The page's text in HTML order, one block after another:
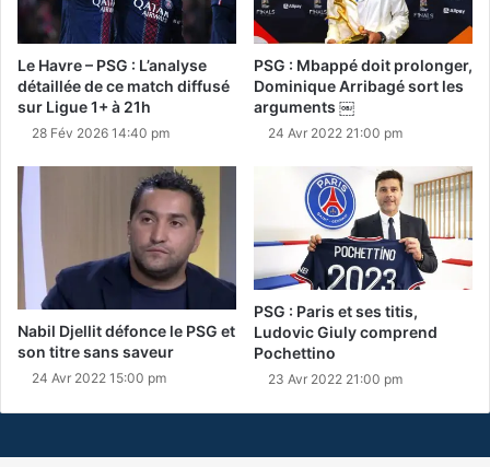
Le Havre – PSG : L’analyse
détaillée de ce match diffusé
sur Ligue 1+ à 21h
28 Fév 2026 14:40 pm
PSG : Mbappé doit prolonger,
Dominique Arribagé sort les
arguments ￼
24 Avr 2022 21:00 pm
Nabil Djellit défonce le PSG et
son titre sans saveur
24 Avr 2022 15:00 pm
PSG : Paris et ses titis,
Ludovic Giuly comprend
Pochettino
23 Avr 2022 21:00 pm